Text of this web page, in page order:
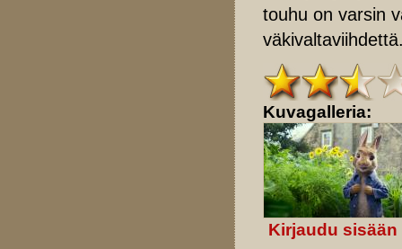
touhu on varsin
Kuvagalleria:
Kirjaudu sisään